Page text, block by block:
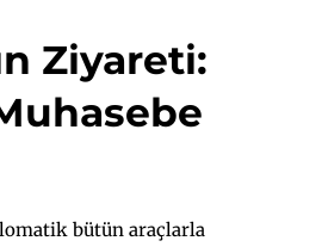
Ziyareti:
bütün araçlarla